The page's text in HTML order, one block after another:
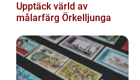
Upptäck värld av
målarfärg Örkelljunga